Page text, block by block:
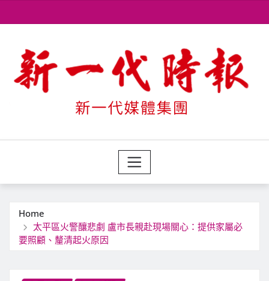
to
Home
太平區火警釀悲劇 盧市長親赴現場關心：提供家屬必
要照顧、釐清起火原因